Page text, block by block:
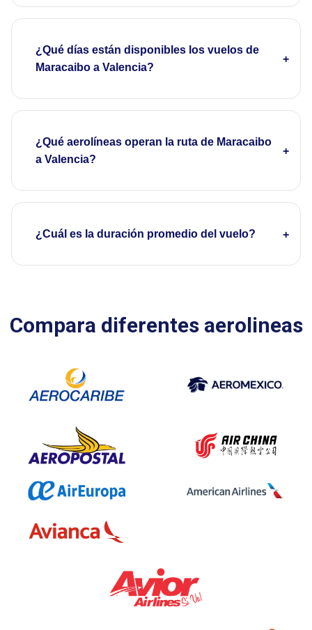
¿Qué días están disponibles los vuelos de
Maracaibo a Valencia?
¿Qué aerolíneas operan la ruta de Maracaibo
a Valencia?
¿Cuál es la duración promedio del vuelo?
Compara diferentes aerolineas